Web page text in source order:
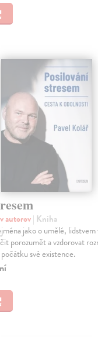
autorov| Kniha
jako o umělé,
porozumět a vzdorovat
své existence.